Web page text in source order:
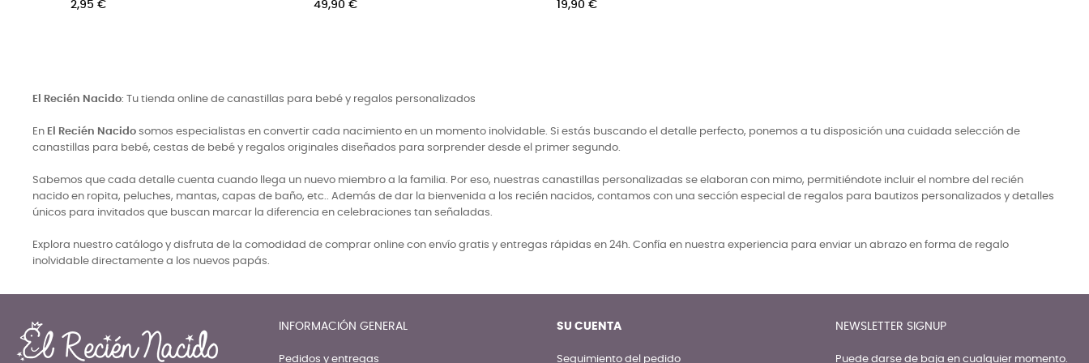
El Recién Nacido: Tu tienda online de canastillas para bebé y regalos personalizados
En El Recién Nacido somos especialistas en convertir cada nacimiento en un momento inolvidable. Si estás buscando el detalle perfecto, ponemos a tu disposición una cuidada selección de
canastillas para bebé, cestas de bebé y regalos originales diseñados para sorprender desde el primer segundo.
Sabemos que cada detalle cuenta cuando llega un nuevo miembro a la familia. Por eso, nuestras canastillas personalizadas se elaboran con mimo, permitiéndote incluir el nombre del recién
nacido en ropita, peluches, mantas, capas de baño, etc.. Además de dar la bienvenida a los recién nacidos, contamos con una sección especial de regalos para bautizos personalizados y detalles
únicos para invitados que buscan marcar la diferencia en celebraciones tan señaladas.
Explora nuestro catálogo y disfruta de la comodidad de comprar online con envío gratis y entregas rápidas en 24h. Confía en nuestra experiencia para enviar un abrazo en forma de regalo
inolvidable directamente a los nuevos papás.
INFORMACIÓN GENERAL
Pedidos y entregas
SU CUENTA
Seguimiento del pedido
NEWSLETTER SIGNUP
Puede darse de baja en cualquier momento.